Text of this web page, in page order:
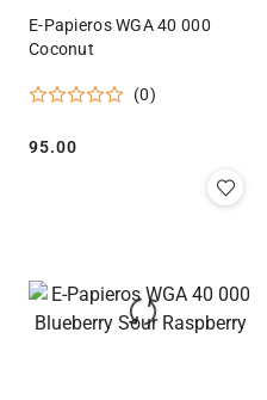
E-Papieros WGA 40 000
Coconut
(0)
Cena:
95.00